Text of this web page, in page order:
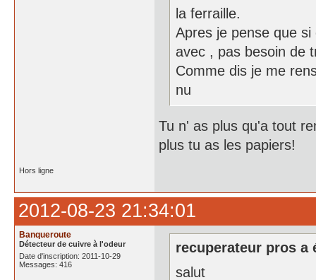
la ferraille.
Apres je pense que
avec , pas besoin de
Comme dis je me
nu
Tu n' as plus qu'a tout
plus tu as les papiers!
Hors ligne
2012-08-23 21:34:01
Banqueroute
Détecteur de cuivre à l'odeur
Date d'inscription: 2011-10-29
Messages: 416
recuperateur pros a
salut